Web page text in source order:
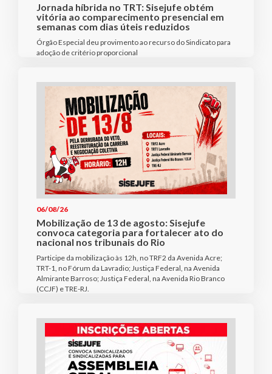
Jornada híbrida no TRT: Sisejufe obtém
vitória ao comparecimento presencial em
semanas com dias úteis reduzidos
Órgão Especial deu provimento ao recurso do Sindicato para
adoção de critério proporcional
06/08/26
Mobilização de 13 de agosto: Sisejufe
convoca categoria para fortalecer ato do
nacional nos tribunais do Rio
Participe da mobilização às 12h, no TRF2 da Avenida Acre;
TRT-1, no Fórum da Lavradio; Justiça Federal, na Avenida
Almirante Barroso; Justiça Federal, na Avenida Rio Branco
(CCJF) e TRE-RJ.